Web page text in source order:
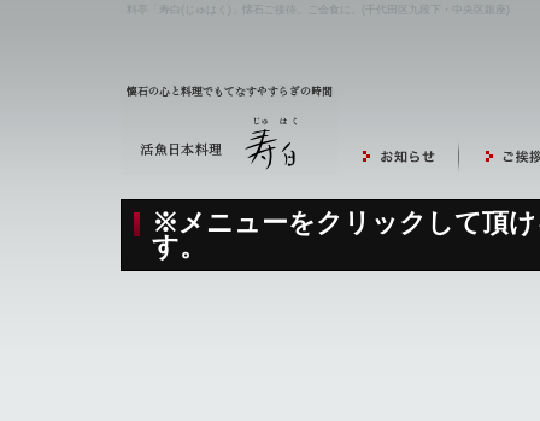
料亭「寿白(じゅはく)」懐石ご接待、ご会食に。(千代田区九段下・中央区銀座)
※メニューをクリックして頂
す。